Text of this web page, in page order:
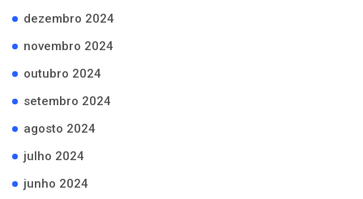
dezembro 2024
novembro 2024
outubro 2024
setembro 2024
agosto 2024
julho 2024
junho 2024